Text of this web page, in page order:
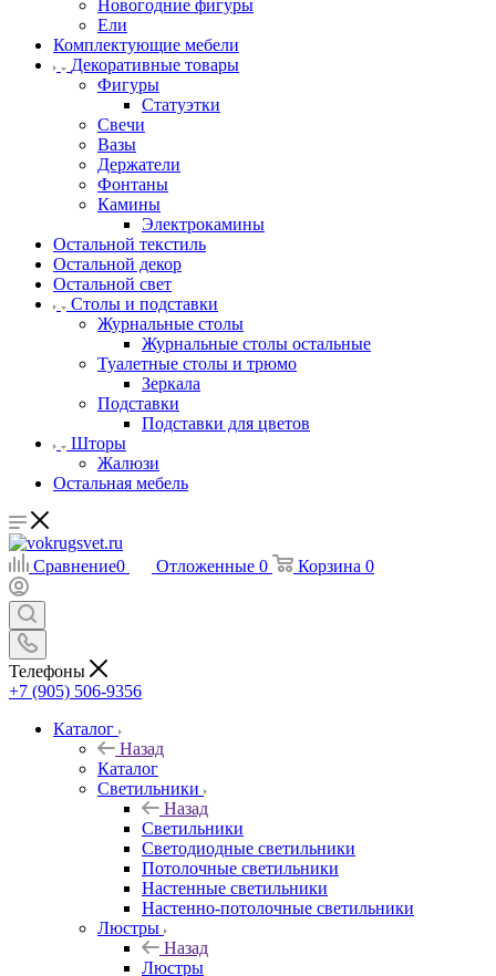
Новогодние фигуры
Ели
Комплектующие мебели
Декоративные товары
Фигуры
Статуэтки
Свечи
Вазы
Держатели
Фонтаны
Камины
Электрокамины
Остальной текстиль
Остальной декор
Остальной свет
Столы и подставки
Журнальные столы
Журнальные столы остальные
Туалетные столы и трюмо
Зеркала
Подставки
Подставки для цветов
Шторы
Жалюзи
Остальная мебель
Сравнение0 Отложенные 0 Корзина 0
Телефоны
+7 (905) 506-9356
Каталог
Назад
Каталог
Светильники
Назад
Светильники
Светодиодные светильники
Потолочные светильники
Настенные светильники
Настенно-потолочные светильники
Люстры
Назад
Люстры